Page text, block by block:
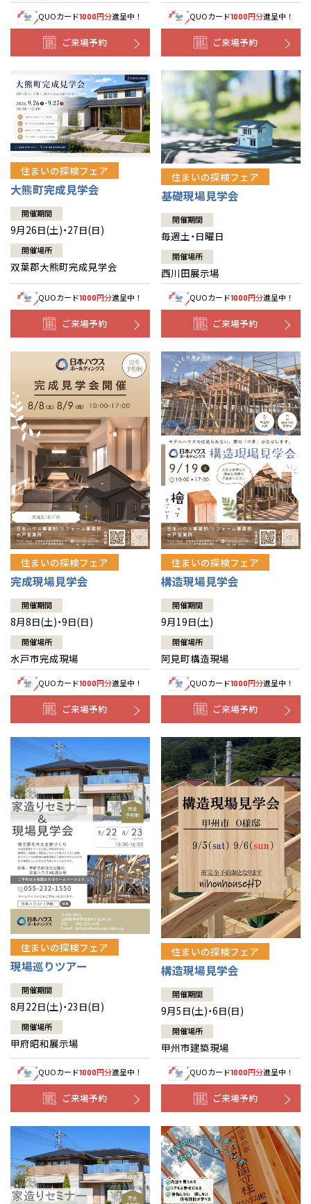
QUOカード1000円分進呈中！
ご来場予約
QUOカード1000円分進呈中！
ご来場予約
住まいの探検フェア
大熊町完成見学会
開催期間
9月26日(土)・27日(日)
開催場所
双葉郡大熊町完成見学会
QUOカード1000円分進呈中！
ご来場予約
住まいの探検フェア
基礎現場見学会
開催期間
毎週土・日曜日
開催場所
西川田展示場
QUOカード1000円分進呈中！
ご来場予約
住まいの探検フェア
完成現場見学会
開催期間
8月8日(土)・9日(日)
開催場所
水戸市完成現場
QUOカード1000円分進呈中！
ご来場予約
住まいの探検フェア
構造現場見学会
開催期間
9月19日(土)
開催場所
阿見町構造現場
QUOカード1000円分進呈中！
ご来場予約
住まいの探検フェア
現場巡りツアー
開催期間
8月22日(土)・23日(日)
開催場所
甲府昭和展示場
QUOカード1000円分進呈中！
ご来場予約
住まいの探検フェア
構造現場見学会
開催期間
9月5日(土)・6日(日)
開催場所
甲州市建築現場
QUOカード1000円分進呈中！
ご来場予約